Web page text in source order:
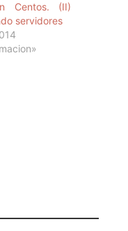
Centos. (II)
servidores